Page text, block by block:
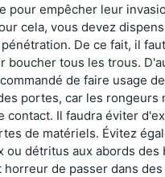
pour empêcher leur
cela, vous devez
De ce fait, il
boucher tous les trous.
de faire usage
portes, car les rongeurs
contact. Il faudra éviter
de matériels. Évitez
ou détritus aux abords des
horreur de passer dans